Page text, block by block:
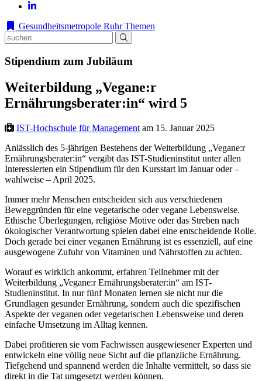
Gesundheitsmetropole Ruhr Themen
Stipendium zum Jubiläum
Weiterbildung „Vegane:r
Ernährungsberater:in“ wird 5
IST-Hochschule für Management am 15. Januar 2025
Anlässlich des 5-jährigen Bestehens der Weiterbildung „Vegane:r
Ernährungsberater:in“ vergibt das IST-Studieninstitut unter allen
Interessierten ein Stipendium für den Kursstart im Januar oder –
wahlweise – April 2025.
Immer mehr Menschen entscheiden sich aus verschiedenen
Beweggründen für eine vegetarische oder vegane Lebensweise.
Ethische Überlegungen, religiöse Motive oder das Streben nach
ökologischer Verantwortung spielen dabei eine entscheidende Rolle.
Doch gerade bei einer veganen Ernährung ist es essenziell, auf eine
ausgewogene Zufuhr von Vitaminen und Nährstoffen zu achten.
Worauf es wirklich ankommt, erfahren Teilnehmer mit der
Weiterbildung „Vegane:r Ernährungsberater:in“ am IST-
Studieninstitut. In nur fünf Monaten lernen sie nicht nur die
Grundlagen gesunder Ernährung, sondern auch die spezifischen
Aspekte der veganen oder vegetarischen Lebensweise und deren
einfache Umsetzung im Alltag kennen.
Dabei profitieren sie vom Fachwissen ausgewiesener Experten und
entwickeln eine völlig neue Sicht auf die pflanzliche Ernährung.
Tiefgehend und spannend werden die Inhalte vermittelt, so dass sie
direkt in die Tat umgesetzt werden können.